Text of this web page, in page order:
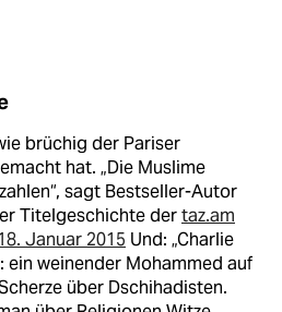
brüchig der Pariser
hat. „Die Muslime
sagt Bestseller-Autor
Titelgeschichte dertaz.am
Januar 2015 Und: „Charlie
weinender Mohammed auf
über Dschihadisten.